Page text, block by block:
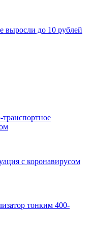
выросли до 10 рублей
с коронавирусом
тонким 400-